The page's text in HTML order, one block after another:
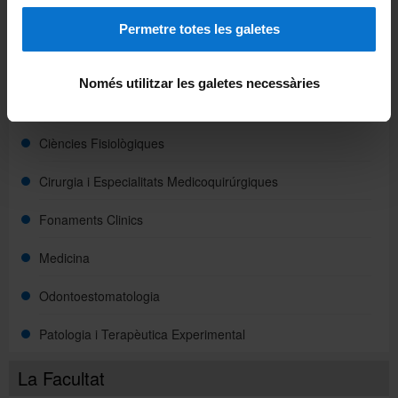
Permetre totes les galetes
Només utilitzar les galetes necessàries
La Facultat
Imprimeix
Ciències Fisiològiques
Cirurgia i Especialitats Medicoquirúrgiques
Fonaments Clinics
Medicina
Odontoestomatologia
Patologia i Terapèutica Experimental